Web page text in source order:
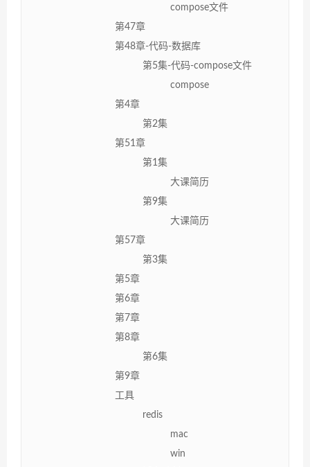
compose文件
第47章
第48章-代码-数据库
第5集-代码-compose文件
compose
第4章
第2集
第51章
第1集
大课简历
第9集
大课简历
第57章
第3集
第5章
第6章
第7章
第8章
第6集
第9章
工具
redis
mac
win